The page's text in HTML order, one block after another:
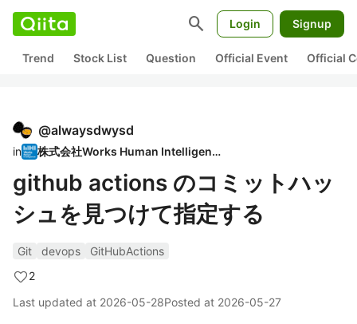
search Login Signup
Trend Stock List Question Official Event Official
@alwaysdwysd
in 株式会社Works Human Intelligence
github actions のコミットハッ
シュを見つけて指定する
Git devops
GitHubActions
2
Last updated at 2026-05-28Posted at 2026-05-27